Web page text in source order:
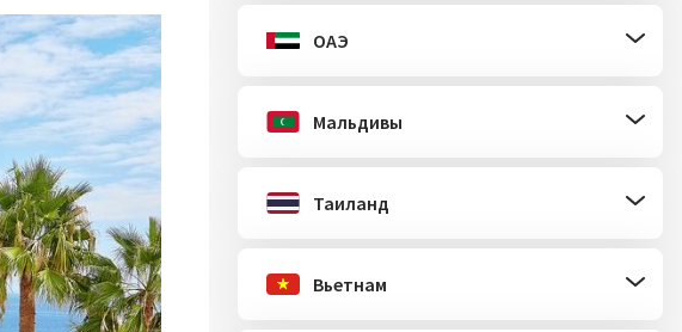
ОАЭ
Мальдивы
Таиланд
Вьетнам